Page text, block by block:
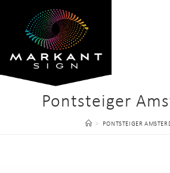
Pontsteiger
> PONTSTEIGER